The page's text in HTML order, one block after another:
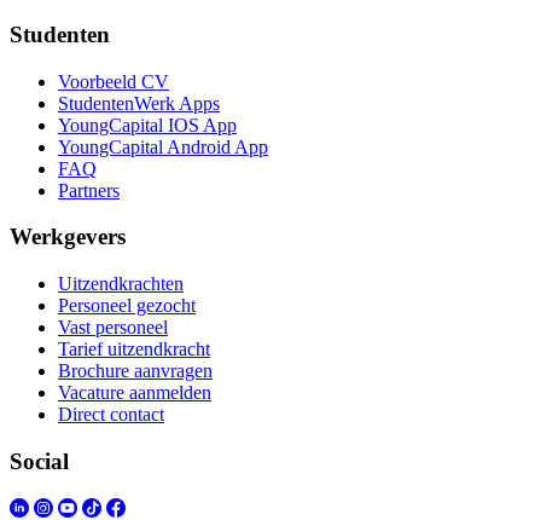
Studenten
Voorbeeld CV
StudentenWerk Apps
YoungCapital IOS App
YoungCapital Android App
FAQ
Partners
Werkgevers
Uitzendkrachten
Personeel gezocht
Vast personeel
Tarief uitzendkracht
Brochure aanvragen
Vacature aanmelden
Direct contact
Social